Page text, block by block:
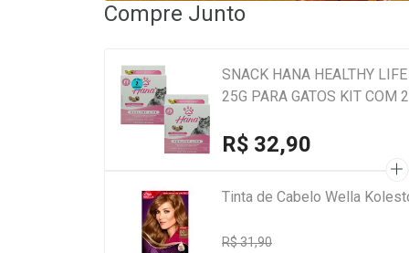
Compre Junto
SNACK HANA HEALTHY
25G PARA GATOS KIT COM 2
R$ 32,90
Tinta de Cabelo Wella
R$ 31,90